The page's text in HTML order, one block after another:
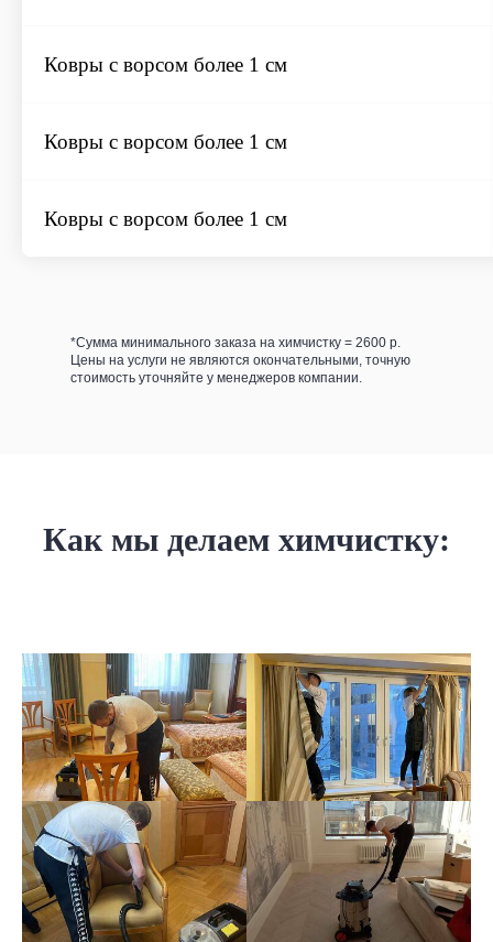
Ковры с ворсом более 1 см
Ковры с ворсом более 1 см
Ковры с ворсом более 1 см
*Сумма минимального заказа на химчистку = 2600 р.
Цены на услуги не являются окончательными, точную
стоимость уточняйте у менеджеров компании.
Как мы делаем химчистку: